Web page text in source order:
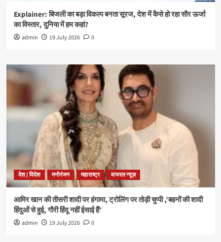
Explainer: बिजली का बड़ा विकल्प बनता सूरज, देश में कैसे हो रहा सौर ऊर्जा
का विस्तार, दुनिया में हम कहां?
admin 19 July 2026 0
देश / विदेश मनोरंजन महाराष्ट्र वायरल न्यूज़
आमिर खान की तीसरी शादी पर हंगामा, ट्रोलिंग पर तोड़ी चुप्पी ,’बहनों की शादी
हिंदुओं से हुई, गौरी हिंदू नहीं ईसाई हैं’
admin 19 July 2026 0